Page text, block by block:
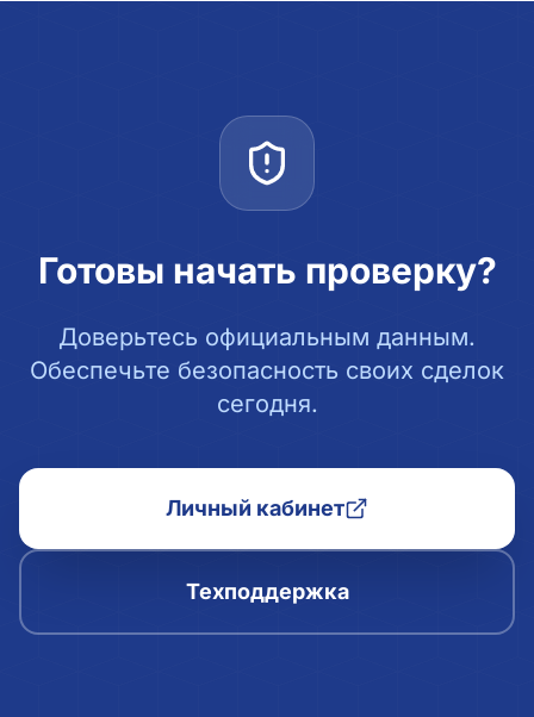
Готовы начать проверку?
Доверьтесь официальным данным.
Обеспечьте безопасность своих сделок
сегодня.
Личный кабинет
Техподдержка